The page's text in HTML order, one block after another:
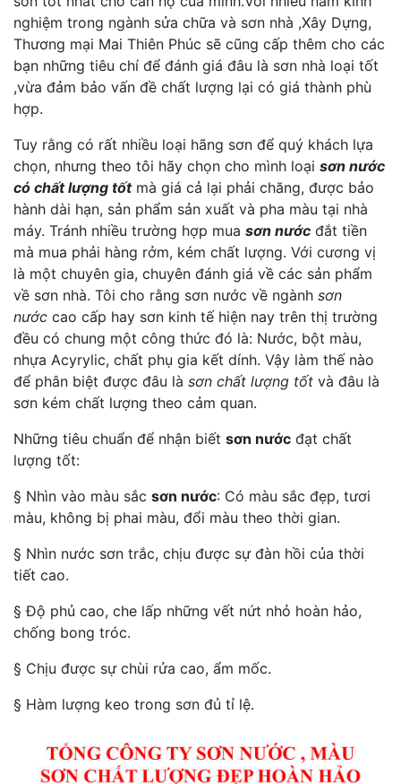
nghiệm trong ngành sửa chữa và sơn nhà ,Xây Dựng,
Thương mại Mai Thiên Phúc sẽ cũng cấp thêm cho các
bạn những tiêu chí để đánh giá đâu là sơn nhà loại tốt
,vừa đảm bảo vấn đề chất lượng lại có giá thành phù
hợp.
Tuy rằng có rất nhiều loại hãng sơn để quý khách lựa
chọn, nhưng theo tôi hãy chọn cho mình loại sơn nước
có chất lượng tốtmà giá cả lại phải chăng, được bảo
hành dài hạn, sản phẩm sản xuất và pha màu tại nhà
máy. Tránh nhiều trường hợp mua sơn nước đắt tiền
mà mua phải hàng rởm, kém chất lượng. Với cương vị
là một chuyên gia, chuyên đánh giá về các sản phẩm
về sơn nhà. Tôi cho rằng sơn nước về ngành sơn
nước cao cấp hay sơn kinh tế hiện nay trên thị trường
đều có chung một công thức đó là: Nước, bột màu,
nhựa Acyrylic, chất phụ gia kết dính. Vậy làm thế nào
để phân biệt được đâu là sơn chất lượng tốt và đâu là
sơn kém chất lượng theo cảm quan.
Những tiêu chuẩn để nhận biết sơn nước đạt chất
lượng tốt:
§ Nhìn vào màu sắc sơn nước: Có màu sắc đẹp, tươi
màu, không bị phai màu, đổi màu theo thời gian.
§ Nhìn nước sơn trắc, chịu được sự đàn hồi của thời
tiết cao.
§ Độ phủ cao, che lấp những vết nứt nhỏ hoàn hảo,
chống bong tróc.
§ Chịu được sự chùi rửa cao, ẩm mốc.
§ Hàm lượng keo trong sơn đủ tỉ lệ.